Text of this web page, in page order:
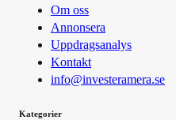
Om oss
Annonsera
Uppdragsanalys
Kontakt
info@investeramera.se
Kategorier